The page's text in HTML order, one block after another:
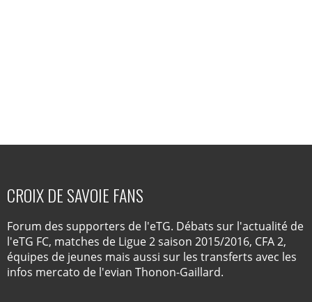
CROIX DE SAVOIE FANS
Forum des supporters de l'eTG. Débats sur l'actualité de
l'eTG FC, matches de Ligue 2 saison 2015/2016, CFA 2,
équipes de jeunes mais aussi sur les transferts avec les
infos mercato de l'evian Thonon-Gaillard.